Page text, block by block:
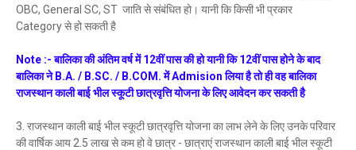
OBC, General SC, ST जाति से संबंधित हो। यानी कि किसी भी प्रकार
Category से हो सकती है
Note :- बालिका की अंतिम वर्ष में 12वीं पास की हो यानी कि 12वीं पास होने के बाद
बालिका ने B.A. / B.SC. / B.COM. में Admision लिया है तो ही वह बालिका
राजस्थान काली बाई भील स्कूटी छात्रवृत्ति योजना के लिए आवेदन कर सकती है
3. राजस्थान काली बाई भील स्कूटी छात्रवृत्ति योजना का लाभ लेने के लिए उनके परिवार
की वार्षिक आय 2.5 लाख से कम हो वे छात्र - छात्राएं राजस्थान काली बाई भील स्कूटी